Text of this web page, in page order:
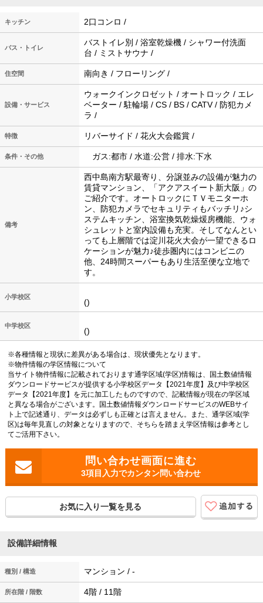
キッチン 2口コンロ /
バス・トイレ
バストイレ別 / 浴室乾燥機 / シャワー付洗面
台 / ミストサウナ /
住空間 南向き / フローリング /
設備・サービス
ウォークインクロゼット / オートロック / エレ
ベーター / 駐輪場 / CS / BS / CATV / 防犯カメ
ラ /
特徴 リバーサイド / 花火大会鑑賞 /
条件・その他 ガス:都市 / 水道:公営 / 排水:下水
備考
西中島南方駅最寄り、分譲並みの設備が魅力の
賃貸マンション、「アクアスイート新大阪」の
ご紹介です。オートロックにＴＶモニターホ
ン、防犯カメラでセキュリティもバッチリ♪シ
ステムキッチン、浴室換気乾燥煖房機能、ウォ
シュレットと室内設備も充実。そしてなんとい
っても上層階では淀川花火大会が一望できるロ
ケーションが魅力♪徒歩圏内にはコンビニの
他、24時間スーパーもあり生活至便な立地で
す。
小学校区
()
中学校区
()
※各種情報と現状に差異がある場合は、現状優先となります。
※物件情報の学区情報について
当サイト物件情報に記載されております通学区域(学区)情報は、国土数値情報
ダウンロードサービスが提供する小学校区データ【2021年度】及び中学校区
データ【2021年度】を元に加工したものですので、記載情報が現在の学区域
と異なる場合がございます。国土数値情報ダウンロードサービスのWEBサイ
ト上で記述通り、データは必ずしも正確とは言えません。また、通学区域(学
区)は毎年見直しの対象となりますので、そちらを踏まえ学区情報は参考とし
てご活用下さい。
3項目入力でカンタン問い合わせ
お気に入り一覧を見る
設備詳細情報
種別 / 構造 マンション / -
所在階 / 階数 4階 / 11階